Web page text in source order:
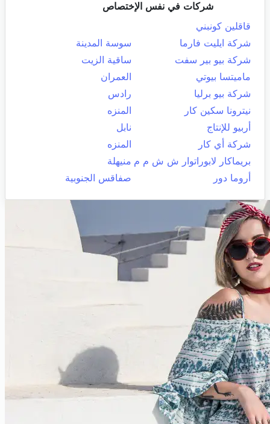
شركات في نفس الإختصاص
قاقلين كونبني
شركة ايليت فارما
سوسة المدينة
شركة بيو بير سفت
ساقية الزيت
ماميتسا بيوتي
العمران
شركة بيو برليا
رادس
نيترونا سكين كار
المنزه
أربيو للإنتاج
نابل
شركة أي كار
المنزه
بريماكار لابوراتوار ش ش م م منيهلة
أروما دور
صفاقس الجنوبية